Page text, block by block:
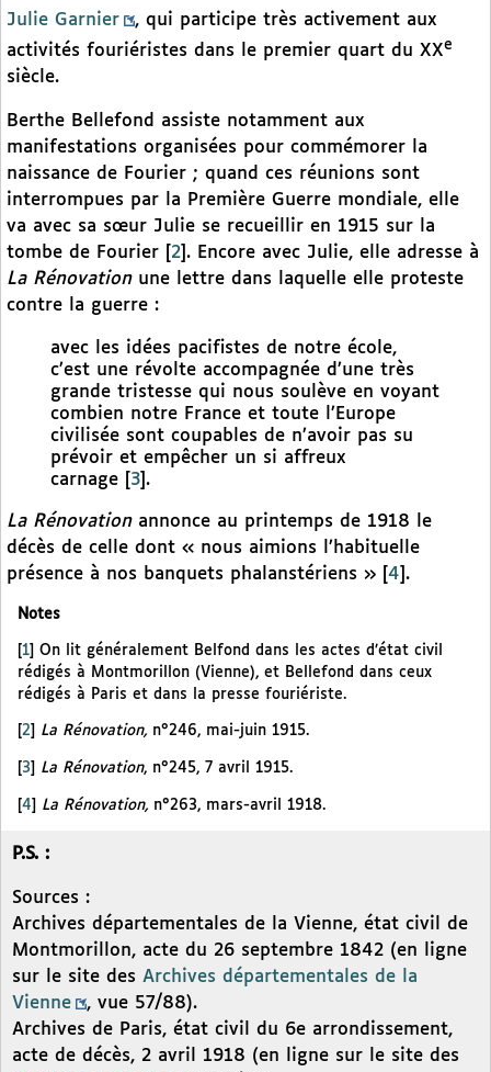
Julie Garnier
, qui participe très activement aux
activités fouriéristes dans le premier quart du XXe
siècle.
Berthe Bellefond assiste notamment aux
manifestations organisées pour commémorer la
naissance de Fourier ; quand ces réunions sont
interrompues par la Première Guerre mondiale, elle
va avec sa sœur Julie se recueillir en 1915 sur la
tombe de Fourier
2 . Encore avec Julie, elle adresse à
La Rénovation une lettre dans laquelle elle proteste
contre la guerre :
avec les idées pacifistes de notre école,
c’est une révolte accompagnée d’une très
grande tristesse qui nous soulève en voyant
combien notre France et toute l’Europe
civilisée sont coupables de n’avoir pas su
prévoir et empêcher un si affreux
carnage
3 .
La Rénovation annonce au printemps de 1918 le
décès de celle dont « nous aimions l’habituelle
présence à nos banquets phalanstériens »
4 .
Notes
[1] On lit généralement Belfond dans les actes d’état civil
rédigés à Montmorillon (Vienne), et Bellefond dans ceux
rédigés à Paris et dans la presse fouriériste.
2 La Rénovation, n°246, mai-juin 1915.
3 La Rénovation, n°245, 7 avril 1915.
[4] La Rénovation, n°263, mars-avril 1918.
P.S. :
Sources :
Archives départementales de la Vienne, état civil de
Montmorillon, acte du 26 septembre 1842 (en ligne
sur le site des Archives départementales de la
Vienne
, vue 57/88).
Archives de Paris, état civil du 6e arrondissement,
acte de décès, 2 avril 1918 (en ligne sur le site des